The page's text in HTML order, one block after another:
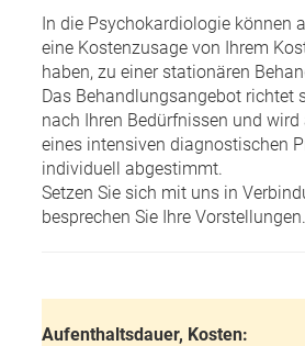
In die Psychokardiologie können
eine Kostenzusage von Ihrem
haben, zu einer stationären
Das Behandlungsangebot richtet
nach Ihren Bedürfnissen und
eines intensiven diagnostischen
individuell abgestimmt.
Setzen Sie sich mit uns in
besprechen Sie Ihre Vorstellungen.
Aufenthaltsdauer, Kosten: